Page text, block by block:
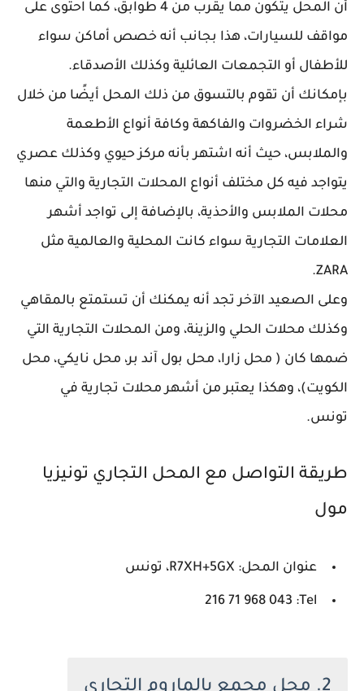
أن المحل يتكون مما يقرب من 4 طوابق، كما احتوى على
مواقف للسيارات، هذا بجانب أنه خصص أماكن سواء
للأطفال أو التجمعات العائلية وكذلك الأصدقاء.
بإمكانك أن تقوم بالتسوق من ذلك المحل أيضًا من خلال
شراء الخضروات والفاكهة وكافة أنواع الأطعمة
والملابس، حيث أنه اشتهر بأنه مركز حيوي وكذلك عصري
يتواجد فيه كل مختلف أنواع المحلات التجارية والتي منها
محلات الملابس والأحذية، بالإضافة إلى تواجد أشهر
العلامات التجارية سواء كانت المحلية والعالمية مثل
ZARA.
وعلى الصعيد الآخر تجد أنه يمكنك أن تستمتع بالمقاهي
وكذلك محلات الحلي والزينة، ومن المحلات التجارية التي
ضمها كان ( محل زارا، محل بول آند بر، محل نايكي، محل
الكويت)، وهكذا يعتبر من أشهر محلات تجارية في
تونس.
طريقة التواصل مع المحل التجاري تونيزيا
مول
عنوان المحل: R7XH+5GX، تونس
Tel: ‏‪216 71 968 043‬‏